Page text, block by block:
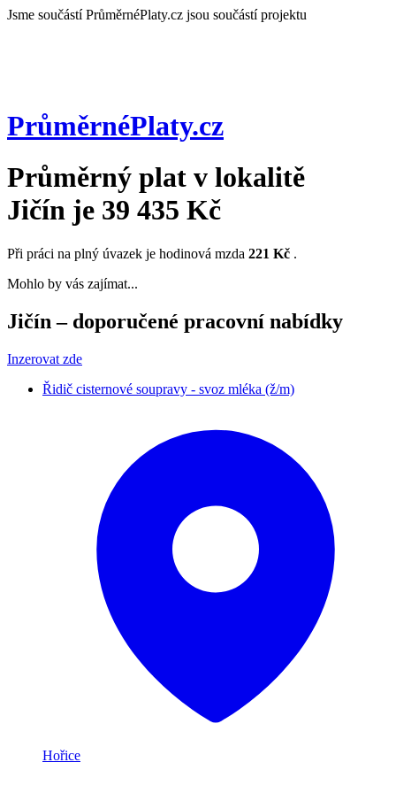
Jsme součástí PrůměrnéPlaty.cz jsou součástí projektu
PrůměrnéPlaty.cz
Průměrný plat v lokalitě
Jičín je 39 435 Kč
Při práci na plný úvazek je hodinová mzda 221 Kč .
Mohlo by vás zajímat...
Jičín – doporučené pracovní nabídky
Inzerovat zde
Řidič cisternové soupravy - svoz mléka (ž/m)
Hořice